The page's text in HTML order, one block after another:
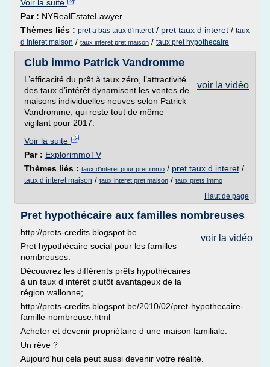
Voir la suite
Par : NYRealEstateLawyer
Thèmes liés : pret a bas taux d'interet/ pret taux d interet / taux
d interet maison / taux interet pret maison / taux pret hypothecaire
Club immo Patrick Vandromme
voir la vidéo
L’efficacité du prêt à taux zéro, l’attractivité
des taux d’intérêt dynamisent les ventes de
maisons individuelles neuves selon Patrick
Vandromme, qui reste tout de même
vigilant pour 2017.
Voir la suite
Par : ExplorimmoTV
Thèmes liés : taux d'interet pour pret immo / pret taux d interet /
taux d interet maison / taux interet pret maison / taux prets immo
Haut de page
Pret hypothécaire aux familles nombreuses
voir la vidéo
http://prets-credits.blogspot.be
Pret hypothécaire social pour les familles
nombreuses.
Découvrez les différents prêts hypothécaires
à un taux d intérêt plutôt avantageux de la
région wallonne;
http://prets-credits.blogspot.be/2010/02/pret-hypothecaire-
famille-nombreuse.html
Acheter et devenir propriétaire d une maison familiale.
Un rêve ?
Aujourd'hui cela peut aussi devenir votre réalité.